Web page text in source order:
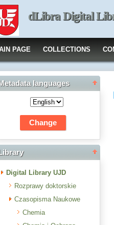
dLibra Digital
PAGE COLLECTIONS
Metadata languages
Library
Digital Library UJD
Rozprawy doktorskie
Czasopisma Naukowe
Chemia